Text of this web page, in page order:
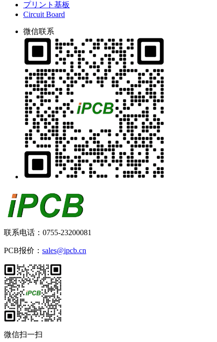
プリント基板
Circuit Board
微信联系
联系电话：0755-23200081
PCB报价： sales@ipcb.cn
微信扫一扫